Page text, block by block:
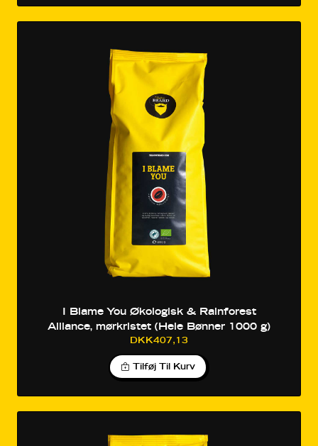
I Blame You Økologisk & Rainforest
Alliance, mørkristet (Hele Bønner 1000 g)
DKK407,13
Tilføj Til Kurv